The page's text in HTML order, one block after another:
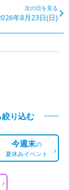
次の日を見る
年8月23日(日)
り込む
今週末の
夏休みイベント